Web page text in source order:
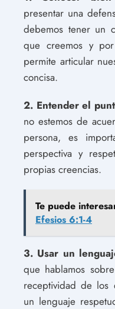
presentar una
debemos tener un
que creemos y
permite articular
concisa.
2. Entender el
no estemos de
persona, es
perspectiva y
propias creencias.
Te puede
Efesios 6:1-4
3. Usar un
que hablamos
receptividad de los
un lenguaje